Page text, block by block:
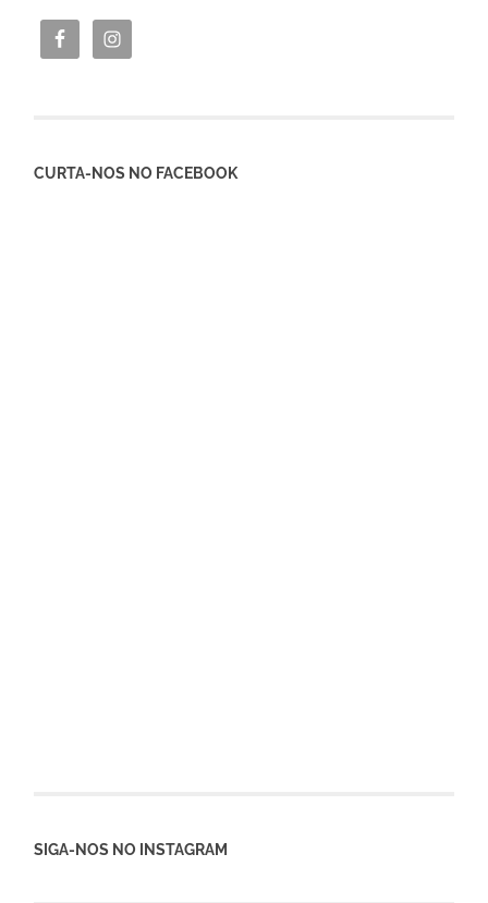
CURTA-NOS NO FACEBOOK
SIGA-NOS NO INSTAGRAM